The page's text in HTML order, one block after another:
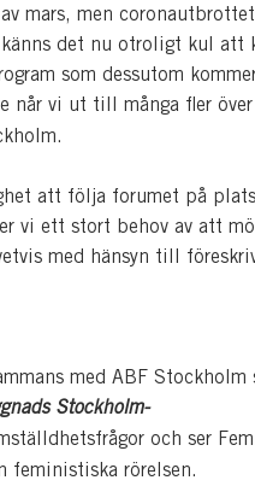
mars, men
det nu otroligt kul att
som dessutom
når vi ut till många fler
att följa forumet på
vi ett stort behov av att
med hänsyn till
med ABF Stockholm
Stockholm-
och ser
feministiska rörelsen.